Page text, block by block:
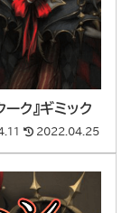
ク』ギミック
2022.04.25